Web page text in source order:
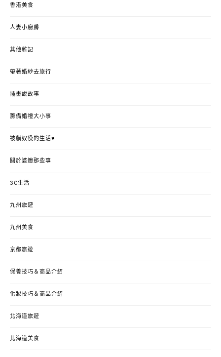
香港美食
人妻小廚房
其他雜記
帶著婚紗去旅行
插畫說故事
籌備婚禮大小事
被貓奴役的生活♥
關於婆媳那些事
3C生活
九州旅遊
九州美食
京都旅遊
保養技巧＆商品介紹
化妝技巧＆商品介紹
北海道旅遊
北海道美食